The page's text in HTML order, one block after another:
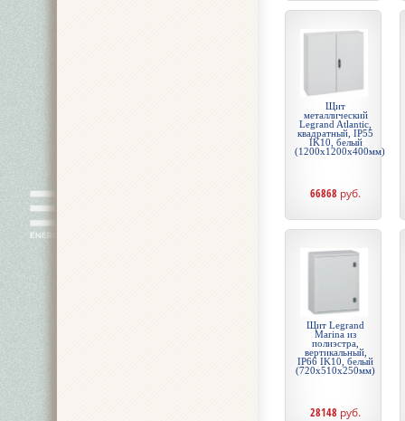
Щит
металлический
Legrand Atlantic,
квадратный, IP55
IK10, белый
(1200x1200x400мм)
66868 руб.
Щит Legrand
Marina из
полиэстра,
вертикальный,
IP66 IK10, белый
(720x510x250мм)
28148 руб.